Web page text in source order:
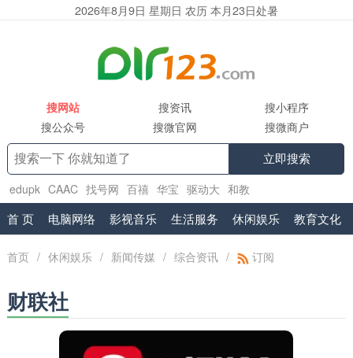
2026年8月9日 星期日 农历 本月23日处暑
搜网站 搜资讯
搜小程序
搜公众号
搜微官网 搜微商户
立即搜索
edupk CAAC 找号网 百禧 华宝 驱动大 和教
www.shuifa.cn 腾讯企业邮箱服务商
首 页 电脑网络 影视音乐 生活服务 休闲娱乐 教育文化
首页 / 休闲娱乐 / 新闻传媒 / 综合资讯 / 订阅
财联社